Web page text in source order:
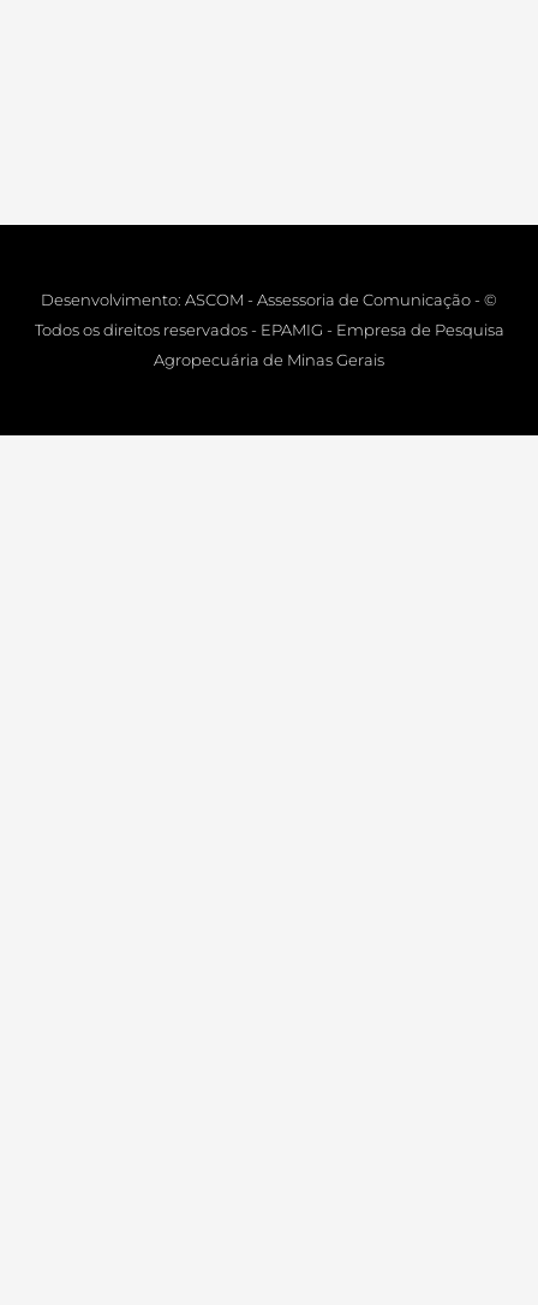
Desenvolvimento: ASCOM - Assessoria de Comunicação - ©
Todos os direitos reservados - EPAMIG - Empresa de Pesquisa
Agropecuária de Minas Gerais